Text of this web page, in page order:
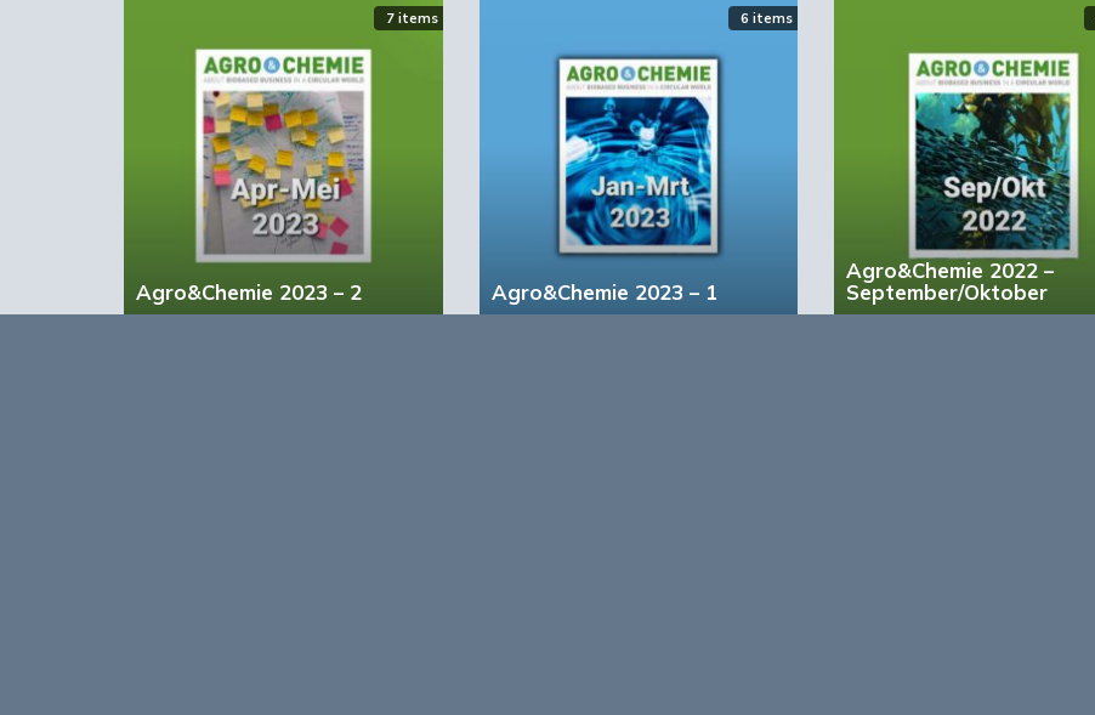
7 items
Agro&Chemie 2023 – 2
6 items
Agro&Chemie 2023 – 1
Agro&Chemie 2022 –
September/Oktober